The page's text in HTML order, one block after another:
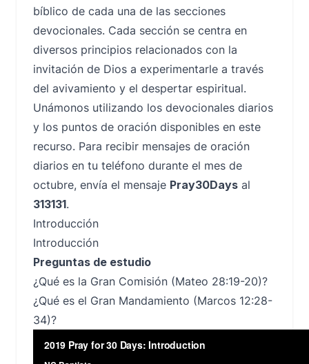
bíblico de cada una de las secciones
devocionales. Cada sección se centra en
diversos principios relacionados con la
invitación de Dios a experimentarle a través
del avivamiento y el despertar espiritual.
Unámonos utilizando los devocionales diarios
y los puntos de oración disponibles en este
recurso. Para recibir mensajes de oración
diarios en tu teléfono durante el mes de
octubre, envía el mensaje Pray30Days al
313131.
Introducción
Introducción
Preguntas de estudio
¿Qué es la Gran Comisión (Mateo 28:19-20)?
¿Qué es el Gran Mandamiento (Marcos 12:28-
34)?